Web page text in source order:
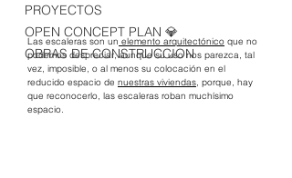
PROYECTOS
OPEN CONCEPT PLAN 💎
OBRAS DE CONSTRUCCION
Las escaleras son un elemento arquitectónico que no
podemos despreciar, aunque su uso nos parezca, tal
vez, imposible, o al menos su colocación en el
reducido espacio de nuestras viviendas, porque, hay
que reconocerlo, las escaleras roban muchísimo
espacio.